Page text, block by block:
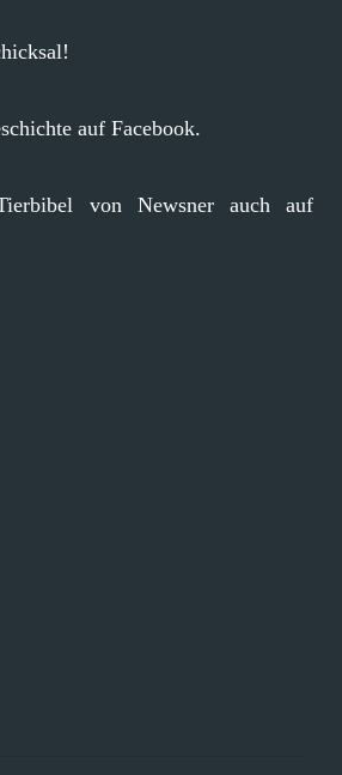
auf Facebook.
von Newsner auch auf